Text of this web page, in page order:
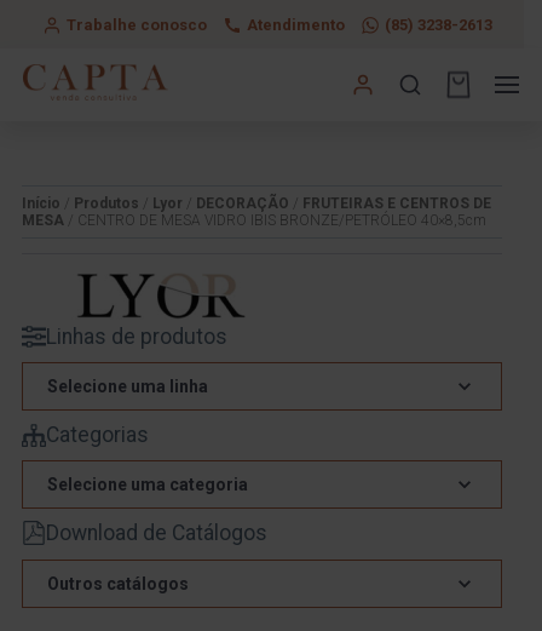
Trabalhe conosco Atendimento (85) 3238-2613
Início Produtos Lyor DECORAÇÃO
FRUTEIRAS E CENTROS DE
MESA / CENTRO DE MESA VIDRO IBIS BRONZE/PETRÓLEO 40×8,5cm
Linhas de produtos
Selecione uma linha
Categorias
Selecione uma categoria
Download de Catálogos
Outros catálogos